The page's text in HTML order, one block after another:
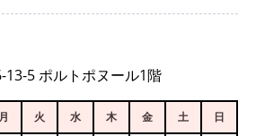
13-5 ポルトポヌール1階
火 水 木 金 土 日